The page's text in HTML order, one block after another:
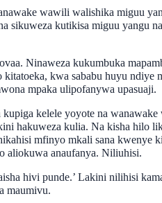
wawili walishika miguu
sikuweza kutikisa miguu yangu
Ninaweza kukumbuka
kwa sababu huyu ndiye
mpaka ulipofanywa upasuaji.
kelele yoyote na wanawake
hakuweza kulia. Na kisha hilo
mfinyo mkali sana kwenye
aliokuwa anaufanya. Niliuhisi.
hivi punde.’ Lakini nilihisi
maumivu.